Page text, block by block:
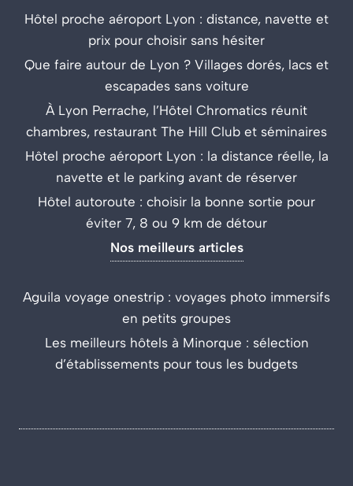
Hôtel proche aéroport Lyon : distance, navette et
prix pour choisir sans hésiter
Que faire autour de Lyon ? Villages dorés, lacs et
escapades sans voiture
À Lyon Perrache, l’Hôtel Chromatics réunit
chambres, restaurant The Hill Club et séminaires
Hôtel proche aéroport Lyon : la distance réelle, la
navette et le parking avant de réserver
Hôtel autoroute : choisir la bonne sortie pour
éviter 7, 8 ou 9 km de détour
Nos meilleurs articles
Aguila voyage onestrip : voyages photo immersifs
en petits groupes
Les meilleurs hôtels à Minorque : sélection
d’établissements pour tous les budgets